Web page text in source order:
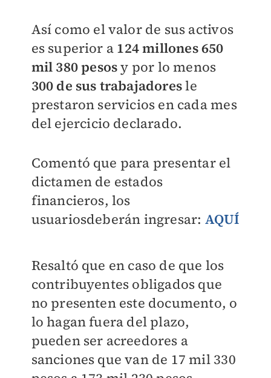
Así como el valor de sus activos
es superior a 124 millones 650
mil 380 pesosy por lo menos
300 de sus trabajadoresle
prestaron servicios en cada mes
del ejercicio declarado.
Comentó que para presentar el
dictamen de estados
financieros, los
usuariosdeberán ingresar: AQUÍ
Resaltó que en caso de que los
contribuyentes obligados que
no presenten este documento, o
lo hagan fuera del plazo,
pueden ser acreedores a
sanciones que van de 17 mil 330